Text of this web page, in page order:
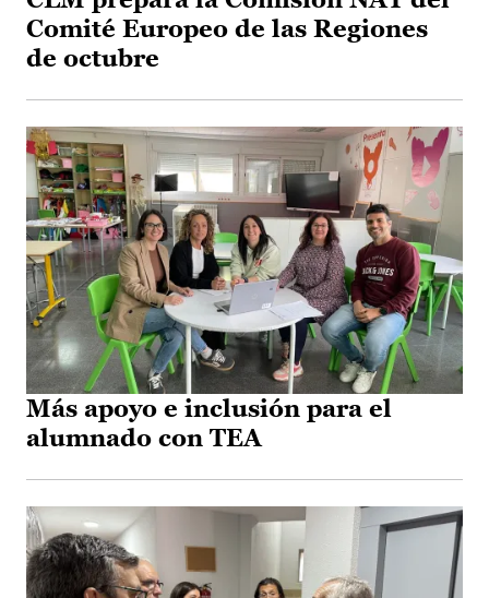
Comité Europeo de las Regiones
de octubre
Más apoyo e inclusión para el
alumnado con TEA